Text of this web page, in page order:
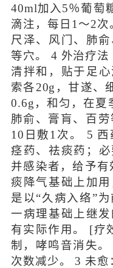
40ml加入5％葡萄
滴注，每日1～2次
尺泽、风门、肺
等穴。 4 外治疗
清拌和，贴于足
索各20g，甘遂、
0.6g，和匀，在夏
肺俞、膏肓、百
10日敷1次。 5
痉药、祛痰药；
并感染者，给予
痰降气基础上加
是以“久病入络”
一病理基础上继
有实际作用。 [疗
制，哮鸣音消失
次数减少。 3 未愈